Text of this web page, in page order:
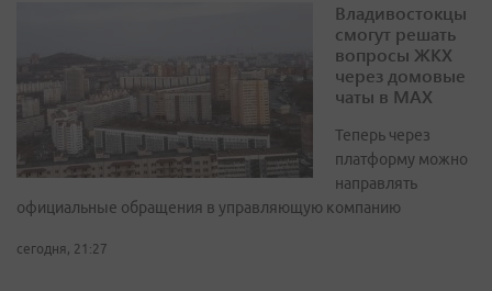
Владивостокцы
смогут решать
вопросы ЖКХ
через домовые
чаты в МАХ
Теперь через
платформу можно
направлять
официальные обращения в управляющую компанию
сегодня, 21:27